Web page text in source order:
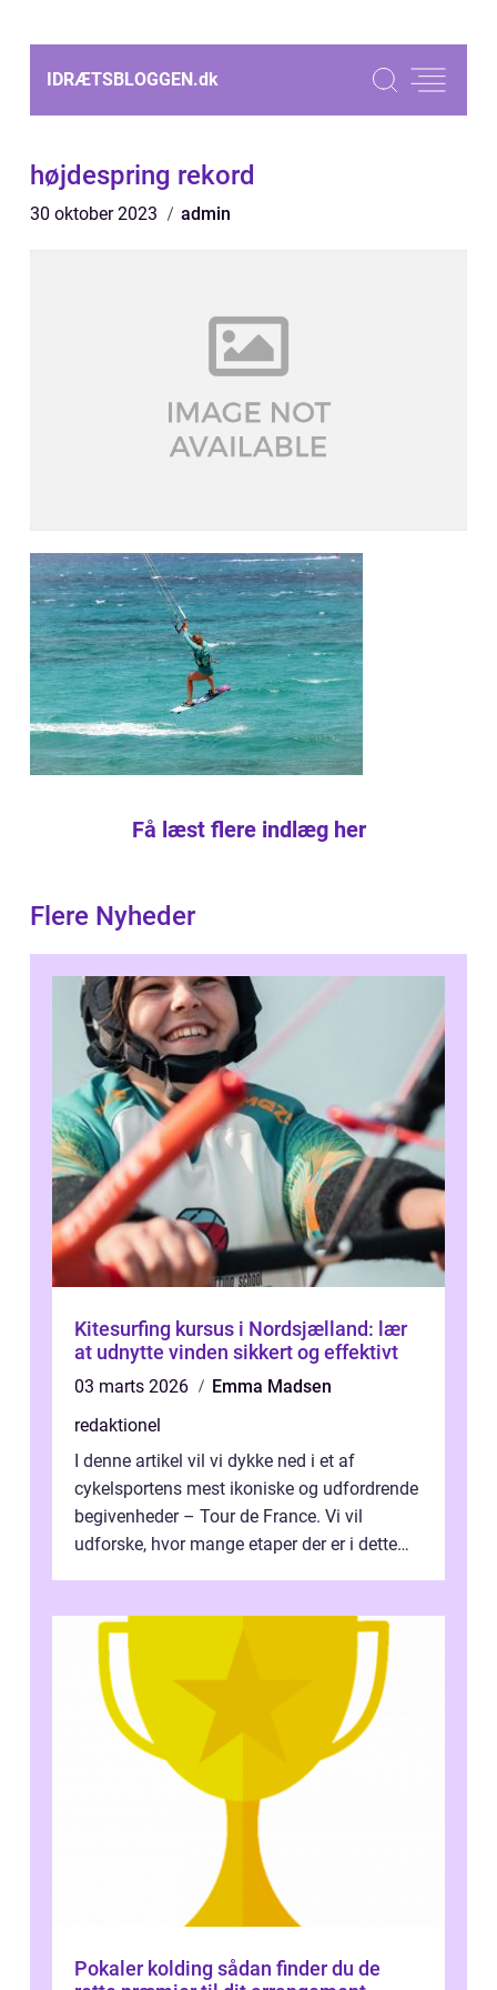
IDRÆTSBLOGGEN.dk
højdespring rekord
30 oktober 2023 admin
Få læst flere indlæg her
Flere Nyheder
Kitesurfing kursus i Nordsjælland: lær
at udnytte vinden sikkert og effektivt
03 marts 2026
Emma Madsen
redaktionel
I denne artikel vil vi dykke ned i et af
cykelsportens mest ikoniske og udfordrende
begivenheder – Tour de France. Vi vil
udforske, hvor mange etaper der er i dette
Pokaler kolding sådan finder du de